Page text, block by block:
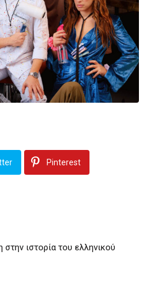
Pinterest
ιστορία του ελληνικού